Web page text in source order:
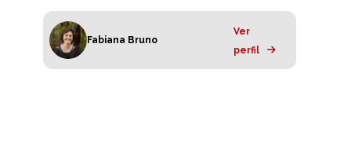
Fabiana Bruno
Ver
perfil